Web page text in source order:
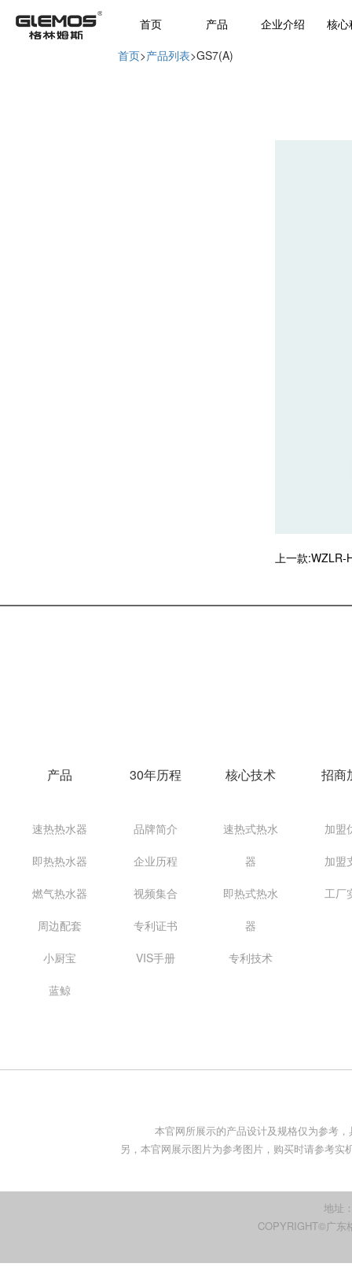
首页 产品 企业介绍
核心
首页>产品列表>GS7(A)
上一款:WZLR-
产品
速热热水器
即热热水器
燃气热水器
周边配套
小厨宝
蓝鲸
30年历程
品牌简介
企业历程
视频集合
专利证书
VIS手册
核心技术
速热式热水
器
即热式热水
器
专利技术
招商
加盟
加盟
工厂
本官网所展示的产品设计及规格仅为参考
另，本官网展示图片为参考图片，购买时请参考
地址
COPYRIGHT©广东